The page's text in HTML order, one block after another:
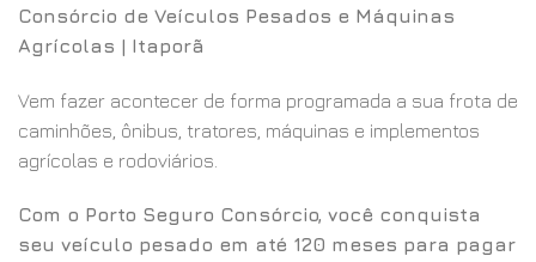
Consórcio de Veículos Pesados e Máquinas
Agrícolas | Itaporã
Vem fazer acontecer de forma programada a sua frota de
caminhões, ônibus, tratores, máquinas e implementos
agrícolas e rodoviários.
Com o Porto Seguro Consórcio, você conquista
seu veículo pesado em até 120 meses para pagar